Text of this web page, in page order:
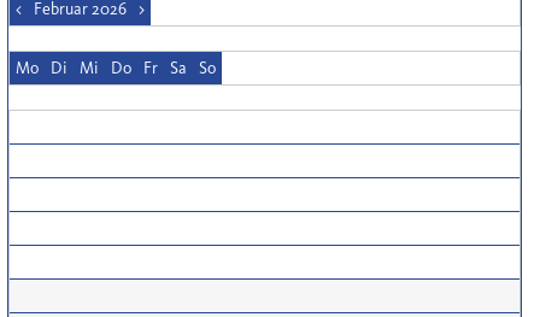
< Februar 2026 >
Mo Di Mi Do Fr Sa So